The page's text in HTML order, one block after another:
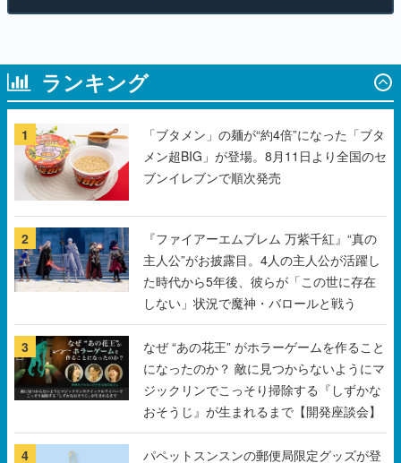
ランキング
1
「ブタメン」の麺が“約4倍”になった「ブタ
メン超BIG」が登場。8月11日より全国のセ
ブンイレブンで順次発売
2
『ファイアーエムブレム 万紫千紅』“真の
た時代から5年後、彼らが「この世に存在
しない」状況で魔神・バロールと戦う
3
なぜ “あの花王” がホラーゲームを作ること
になったのか？ 敵に見つからないようにマ
ジックリンでこっそり掃除する『しずかな
おそうじ』が生まれるまで【開発座談会】
4
パペットスンスンの郵便局限定グッズが登
場。お手紙を持ったスンスンのマスコット
や、スンスンがプリントされたレターセッ
トなどがラインナップ